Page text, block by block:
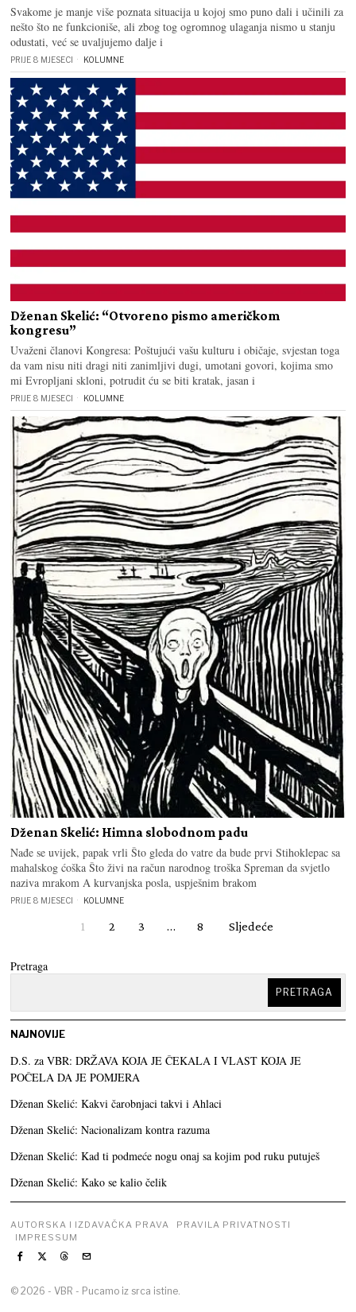
Svakome je manje više poznata situacija u kojoj smo puno dali i učinili za
nešto što ne funkcioniše, ali zbog tog ogromnog ulaganja nismo u stanju
odustati, već se uvaljujemo dalje i
PRIJE 8 MJESECI KOLUMNE
Dženan Skelić: “Otvoreno pismo američkom
kongresu”
Uvaženi članovi Kongresa: Poštujući vašu kulturu i običaje, svjestan toga
da vam nisu niti dragi niti zanimljivi dugi, umotani govori, kojima smo
mi Evropljani skloni, potrudit ću se biti kratak, jasan i
PRIJE 8 MJESECI KOLUMNE
Dženan Skelić: Himna slobodnom padu
Nađe se uvijek, papak vrli Što gleda do vatre da bude prvi Stihoklepac sa
mahalskog ćoška Što živi na račun narodnog troška Spreman da svjetlo
naziva mrakom A kurvanjska posla, uspješnim brakom
PRIJE 8 MJESECI KOLUMNE
1 2 3 … 8 Sljedeće
Pretraga
PRETRAGA
NAJNOVIJE
D.S. za VBR: DRŽAVA KOJA JE ČEKALA I VLAST KOJA JE
POČELA DA JE POMJERA
Dženan Skelić: Kakvi čarobnjaci takvi i Ahlaci
Dženan Skelić: Nacionalizam kontra razuma
Dženan Skelić: Kad ti podmeće nogu onaj sa kojim pod ruku putuješ
Dženan Skelić: Kako se kalio čelik
AUTORSKA I IZDAVAČKA PRAVA
PRAVILA PRIVATNOSTI
IMPRESSUM
©2026 - VBR - Pucamo iz srca istine.